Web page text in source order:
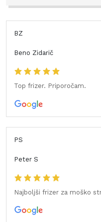
BZ
Beno Zidarič
Top frizer. Priporočam.
PS
Peter S
Najboljši frizer za moško